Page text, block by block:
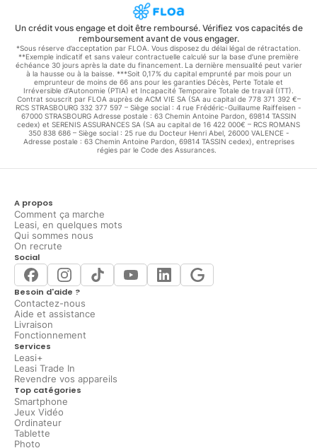
Un crédit vous engage et doit être remboursé. Vérifiez vos capacités de
remboursement avant de vous engager.
*Sous réserve d’acceptation par FLOA. Vous disposez du délai légal de rétractation.
**Exemple indicatif et sans valeur contractuelle calculé sur la base d'une première
échéance 30 jours après la date du financement. La dernière mensualité peut varier
à la hausse ou à la baisse. ***Soit 0,17% du capital emprunté par mois pour un
emprunteur de moins de 66 ans pour les garanties Décès, Perte Totale et
Irréversible d'Autonomie (PTIA) et Incapacité Temporaire Totale de travail (ITT).
Contrat souscrit par FLOA auprès de ACM VIE SA (SA au capital de 778 371 392 €–
RCS STRASBOURG 332 377 597 – Siège social : 4 rue Frédéric-Guillaume Raiffeisen -
67000 STRASBOURG Adresse postale : 63 Chemin Antoine Pardon, 69814 TASSIN
cedex) et SERENIS ASSURANCES SA (SA au capital de 16 422 000€ – RCS ROMANS
350 838 686 – Siège social : 25 rue du Docteur Henri Abel, 26000 VALENCE -
Adresse postale : 63 Chemin Antoine Pardon, 69814 TASSIN cedex), entreprises
régies par le Code des Assurances.
A propos
Comment ça marche
Leasi, en quelques mots
Qui sommes nous
On recrute
Social
Besoin d'aide ?
Contactez-nous
Aide et assistance
Livraison
Fonctionnement
Services
Leasi+
Leasi Trade In
Revendre vos appareils
Top catégories
Smartphone
Jeux Vidéo
Ordinateur
Tablette
Photo